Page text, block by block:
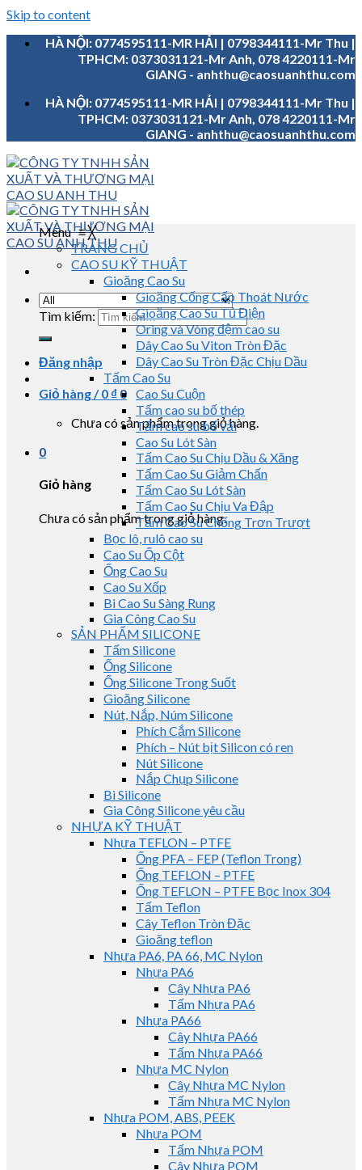
Skip to content
HÀ NỘI: 0774595111-MR HẢI | 0798344111-Mr Thu |
TPHCM: 0373031121-Mr Anh, 078 4220111-Mr
GIANG - anhthu@caosuanhthu.com
HÀ NỘI: 0774595111-MR HẢI | 0798344111-Mr Thu |
TPHCM: 0373031121-Mr Anh, 078 4220111-Mr
GIANG - anhthu@caosuanhthu.com
Tìm kiếm:
Đăng nhập
Giỏ hàng /0 ₫ 0
Chưa có sản phẩm trong giỏ hàng.
0
Giỏ hàng
Chưa có sản phẩm trong giỏ hàng.
Menu≡╳
TRANG CHỦ
CAO SU KỸ THUẬT
Gioăng Cao Su
Gioăng Cống Cấp Thoát Nước
Gioăng Cao Su Tủ Điện
Oring và Vòng đệm cao su
Dây Cao Su Viton Tròn Đặc
Dây Cao Su Tròn Đặc Chịu Dầu
Tấm Cao Su
Cao Su Cuộn
Tấm cao su bố thép
Tấm cao su bố vải
Cao Su Lót Sàn
Tấm Cao Su Chịu Dầu & Xăng
Tấm Cao Su Giảm Chấn
Tấm Cao Su Lót Sàn
Tấm Cao Su Chịu Va Đập
Tấm Cao Su Chống Trơn Trượt
Bọc lô, rulô cao su
Cao Su Ốp Cột
Ống Cao Su
Cao Su Xốp
Bi Cao Su Sàng Rung
Gia Công Cao Su
SẢN PHẨM SILICONE
Tấm Silicone
Ống Silicone
Ống Silicone Trong Suốt
Gioăng Silicone
Nút, Nắp, Núm Silicone
Phích Cắm Silicone
Phích – Nút bịt Silicon có ren
Nút Silicone
Nắp Chụp Silicone
Bi Silicone
Gia Công Silicone yêu cầu
NHỰA KỸ THUẬT
Nhựa TEFLON – PTFE
Ống PFA – FEP (Teflon Trong)
Ống TEFLON – PTFE
Ống TEFLON – PTFE Bọc Inox 304
Tấm Teflon
Cây Teflon Tròn Đặc
Gioăng teflon
Nhựa PA6, PA 66, MC Nylon
Nhựa PA6
Cây Nhựa PA6
Tấm Nhựa PA6
Nhựa PA66
Cây Nhựa PA66
Tấm Nhựa PA66
Nhựa MC Nylon
Cây Nhựa MC Nylon
Tấm Nhựa MC Nylon
Nhựa POM, ABS, PEEK
Nhựa POM
Tấm Nhựa POM
Cây Nhựa POM